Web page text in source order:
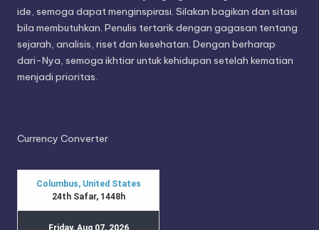
ide, semoga dapat menginspirasi. Silakan bagikan dan sitasi
bila membutuhkan. Penulis tertarik dengan gagasan tentang
sejarah, analisis, riset dan kesehatan. Dengan berharap
dari-Nya, semoga ikhtiar untuk kehidupan setelah kematian
menjadi prioritas.
Currency Converter